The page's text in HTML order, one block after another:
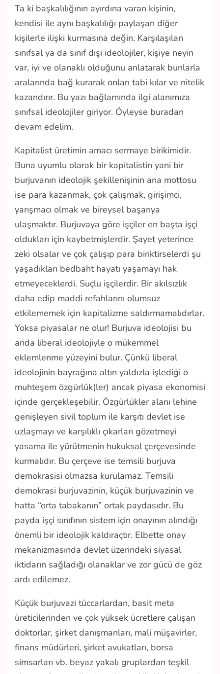
Ta ki başkalılığının ayırdına varan kişinin,
kendisi ile aynı başkalılığı paylaşan diğer
kişilerle ilişki kurmasına değin. Karşılaşılan
sınıfsal ya da sınıf dışı ideolojiler, kişiye neyin
var, iyi ve olanaklı olduğunu anlatarak bunlarla
aralarında bağ kurarak onları tabi kılar ve nitelik
kazandırır. Bu yazı bağlamında ilgi alanımıza
sınıfsal ideolojiler giriyor. Öyleyse buradan
devam edelim.
Kapitalist üretimin amacı sermaye birikimidir.
Buna uyumlu olarak bir kapitalistin yani bir
burjuvanın ideolojik şekillenişinin ana mottosu
ise para kazanmak, çok çalışmak, girişimci,
yarışmacı olmak ve bireysel başarıya
ulaşmaktır. Burjuvaya göre işçiler en başta işçi
oldukları için kaybetmişlerdir. Şayet yeterince
zeki olsalar ve çok çalışıp para biriktirselerdi şu
yaşadıkları bedbaht hayatı yaşamayı hak
etmeyeceklerdi. Suçlu işçilerdir. Bir akılsızlık
daha edip maddi refahlarını olumsuz
etkilememek için kapitalizme saldırmamalıdırlar.
Yoksa piyasalar ne olur! Burjuva ideolojisi bu
anda liberal ideolojiyle o mükemmel
eklemlenme yüzeyini bulur. Çünkü liberal
ideolojinin bayrağına altın yaldızla işlediği o
muhteşem özgürlük(ler) ancak piyasa ekonomisi
içinde gerçekleşebilir. Özgürlükler alanı lehine
genişleyen sivil toplum ile karşıtı devlet ise
uzlaşmayı ve karşılıklı çıkarları gözetmeyi
yasama ile yürütmenin hukuksal çerçevesinde
kurmalıdır. Bu çerçeve ise temsili burjuva
demokrasisi olmazsa kurulamaz. Temsili
demokrasi burjuvazinin, küçük burjuvazinin ve
hatta “orta tabakanın” ortak paydasıdır. Bu
payda işçi sınıfının sistem için onayının alındığı
önemli bir ideolojik kaldıraçtır. Elbette onay
mekanizmasında devlet üzerindeki siyasal
iktidarın sağladığı olanaklar ve zor gücü de göz
ardı edilemez.
Küçük burjuvazi tüccarlardan, basit meta
üreticilerinden ve çok yüksek ücretlere çalışan
doktorlar, şirket danışmanları, mali müşavirler,
finans müdürleri, şirket avukatları, borsa
simsarları vb. beyaz yakalı gruplardan teşkil